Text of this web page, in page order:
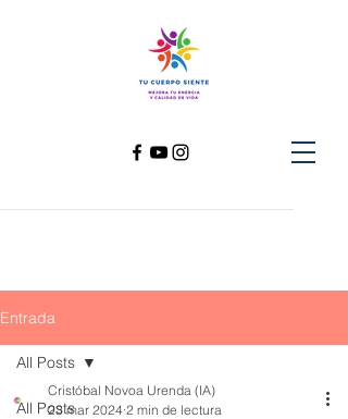
Entrada
All Posts
All Posts
Cristóbal Novoa Urenda (IA)
23 mar 2024 2 min de lectura